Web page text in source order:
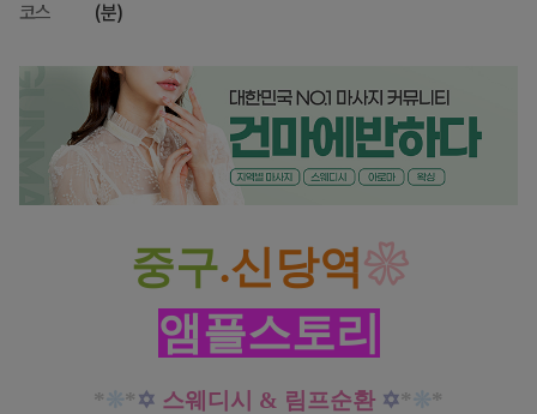
코스
(분)
중구.신당역❀
앰플스토리
* *✡ 스웨디시 & 림프순환 ✡* *